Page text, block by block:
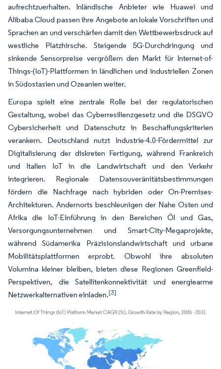
aufrechtzuerhalten. Inländische Anbieter wie Huawei und
Alibaba Cloud passen ihre Angebote an lokale Vorschriften und
Sprachen an und verschärfen damit den Wettbewerbsdruck auf
westliche Platzhirsche. Steigende 5G-Durchdringung und
sinkende Sensorpreise vergrößern den Markt für Internet-of-
Things-(IoT)-Plattformen in ländlichen und industriellen Zonen
in Südostasien und Ozeanien weiter.
Europa spielt eine zentrale Rolle bei der regulatorischen
Gestaltung, wobei das Cyberresilienzgesetz und die DSGVO
Cybersicherheit und Datenschutz in Beschaffungskriterien
verankern. Deutschland nutzt Industrie-4.0-Fördermittel zur
Digitalisierung der diskreten Fertigung, während Frankreich
und Italien IoT in die Landwirtschaft und den Verkehr
integrieren. Regionale Datensouveränitätsbestimmungen
fördern die Nachfrage nach hybriden oder On-Premises-
Architekturen. Andernorts beschleunigen der Nahe Osten und
Afrika die IoT-Einführung in den Bereichen Öl und Gas,
Versorgungsunternehmen und Smart-City-Megaprojekte,
während Südamerika Präzisionslandwirtschaft und urbane
Mobilitätsplattformen erprobt. Obwohl ihre absoluten
Volumina kleiner bleiben, bieten diese Regionen Greenfield-
Perspektiven, die Satellitenkonnektivität und energiearme
Netzwerkalternativen einladen.[3]